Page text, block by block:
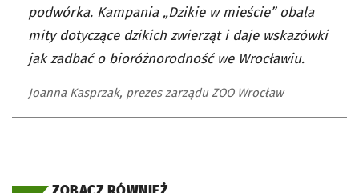
podwórka. Kampania „Dzikie w mieście” obala
mity dotyczące dzikich zwierząt i daje wskazówki
jak zadbać o bioróżnorodność we Wrocławiu.
Joanna Kasprzak, prezes zarządu ZOO Wrocław